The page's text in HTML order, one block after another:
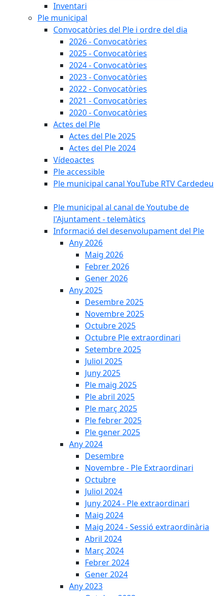
Inventari
Ple municipal
Convocatòries del Ple i ordre del dia
2026 - Convocatòries
2025 - Convocatòries
2024 - Convocatòries
2023 - Convocatòries
2022 - Convocatòries
2021 - Convocatòries
2020 - Convocatòries
Actes del Ple
Actes del Ple 2025
Actes del Ple 2024
Vídeoactes
Ple accessible
Ple municipal canal YouTube RTV Cardedeu
Ple municipal al canal de Youtube de
l'Ajuntament - telemàtics
Informació del desenvolupament del Ple
Any 2026
Maig 2026
Febrer 2026
Gener 2026
Any 2025
Desembre 2025
Novembre 2025
Octubre 2025
Octubre Ple extraordinari
Setembre 2025
Juliol 2025
Juny 2025
Ple maig 2025
Ple abril 2025
Ple març 2025
Ple febrer 2025
Ple gener 2025
Any 2024
Desembre
Novembre - Ple Extraordinari
Octubre
Juliol 2024
Juny 2024 - Ple extraordinari
Maig 2024
Maig 2024 - Sessió extraordinària
Abril 2024
Març 2024
Febrer 2024
Gener 2024
Any 2023